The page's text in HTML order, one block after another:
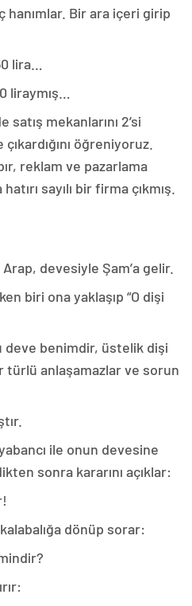
Bir ara içeri girip
lira…
liraymış…
satış mekanlarını 2’si
öğreniyoruz.
reklam ve pazarlama
sayılı bir firma çıkmış.
devesiyle Şam’a gelir.
biri ona yaklaşıp “O dişi
deve benimdir, üstelik dişi
türlü anlaşamazlar ve sorun
ile onun devesine
sonra kararını açıklar:
dönüp sorar: